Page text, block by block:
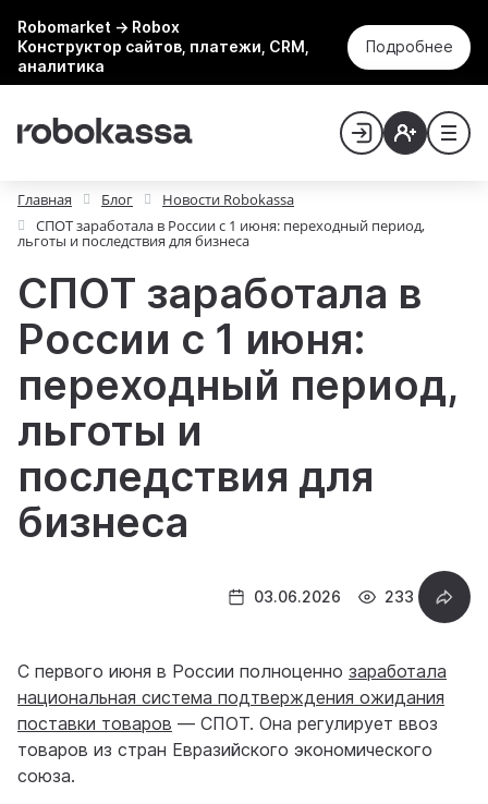
Robomarket → Robox
Конструктор сайтов, платежи, CRM,
аналитика
Подробнее
Главная Блог
Новости Robokassa
СПОТ заработала в России с 1 июня: переходный период,
льготы и последствия для бизнеса
СПОТ заработала в
России с 1 июня:
переходный период,
льготы и
последствия для
бизнеса
03.06.2026 233
С первого июня в России полноценно заработала
национальная система подтверждения ожидания
поставки товаров — СПОТ. Она регулирует ввоз
товаров из стран Евразийского экономического
союза.